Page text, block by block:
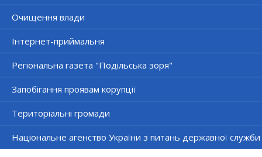
Очищення влади
Інтернет-приймальня
Регіональна газета "Подільська зоря"
Запобігання проявам корупції
Територіальні громади
Національне агенство України з питань державної служби